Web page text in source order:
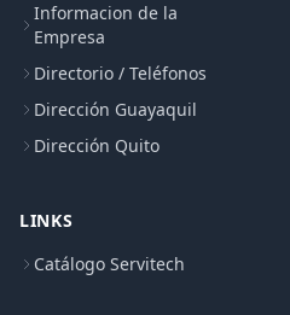
Informacion de la
Empresa
Directorio / Teléfonos
Dirección Guayaquil
Dirección Quito
LINKS
Catálogo Servitech